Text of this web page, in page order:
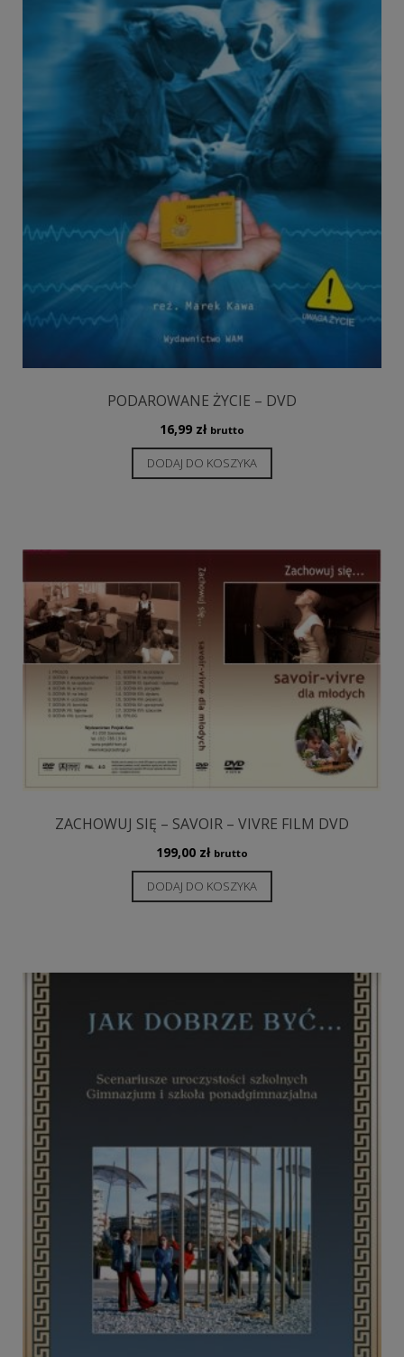
PODAROWANE ŻYCIE – DVD
16,99 zł brutto
DODAJ DO KOSZYKA
ZACHOWUJ SIĘ – SAVOIR – VIVRE FILM DVD
199,00 zł brutto
DODAJ DO KOSZYKA